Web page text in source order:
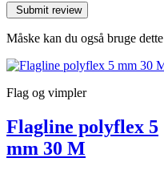
Måske kan du også bruge dette
Flag og vimpler
Flagline polyflex 5
mm 30 M